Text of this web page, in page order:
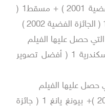
دمشق السينمائي 1 ( الجائزة الفضية 2001 ) + مسقط1 (
حصل عليها الفيلم
لشبونة 1 ( تقديرية 2002) +الاسكندرية 1 ( أفضل تصوير
عليها الفيلم
قرطاج 1 ( التانيت البرونزي 2004 )+ بيونغ يانغ 1 ( جائزة